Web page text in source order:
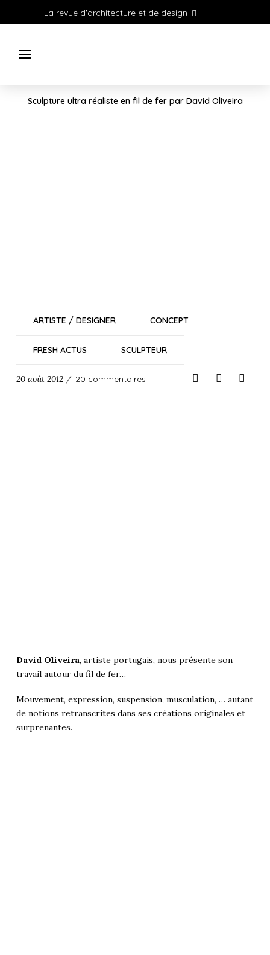
La revue d'architecture et de design
Sculpture ultra réaliste en fil de fer par David Oliveira
ARTISTE / DESIGNER CONCEPT
FRESH ACTUS SCULPTEUR
20 août 2012 / 20 commentaires
David Oliveira, artiste portugais, nous présente son
travail autour du fil de fer…
Mouvement, expression, suspension, musculation, … autant
de notions retranscrites dans ses créations originales et
surprenantes.